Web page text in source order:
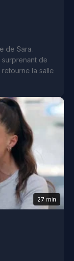
de Sara.
de
la salle
27 min